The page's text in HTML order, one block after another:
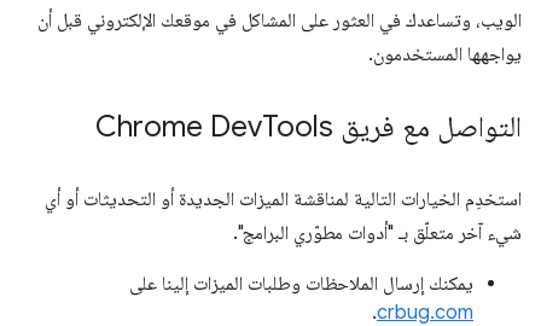
الويب، وتساعدك في العثور على المشاكل في موقعك الإلكتروني قبل أن
يواجهها المستخدمون.
التواصل مع فريق Chrome Dev Tools
استخدِم الخيارات التالية لمناقشة الميزات الجديدة أو التحديثات أو أي
شيء آخر متعلّق بـ "أدوات مطوّري البرامج".
يمكنك إرسال الملاحظات وطلبات الميزات إلينا على
crbug.com
.